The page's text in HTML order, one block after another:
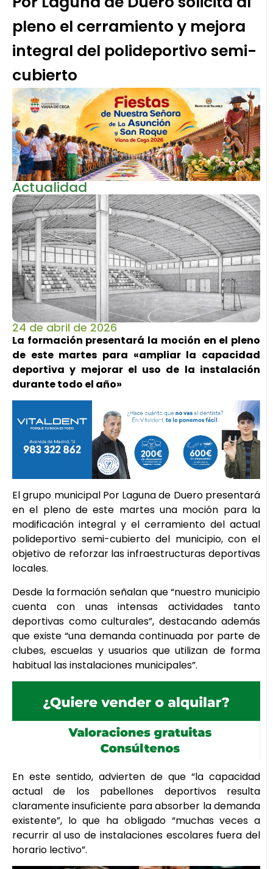
pleno el cerramiento y mejora
integral del polideportivo semi-
cubierto
Actualidad
24 de abril de 2026
La formación presentará la moción en el pleno
de este martes para «ampliar la capacidad
deportiva y mejorar el uso de la instalación
durante todo el año»
El grupo municipal Por Laguna de Duero presentará
en el pleno de este martes una moción para la
modificación integral y el cerramiento del actual
polideportivo semi-cubierto del municipio, con el
objetivo de reforzar las infraestructuras deportivas
locales.
Desde la formación señalan que “nuestro municipio
cuenta con unas intensas actividades tanto
deportivas como culturales”, destacando además
que existe “una demanda continuada por parte de
clubes, escuelas y usuarios que utilizan de forma
habitual las instalaciones municipales”.
En este sentido, advierten de que “la capacidad
actual de los pabellones deportivos resulta
claramente insuficiente para absorber la demanda
existente”, lo que ha obligado “muchas veces a
recurrir al uso de instalaciones escolares fuera del
horario lectivo”.